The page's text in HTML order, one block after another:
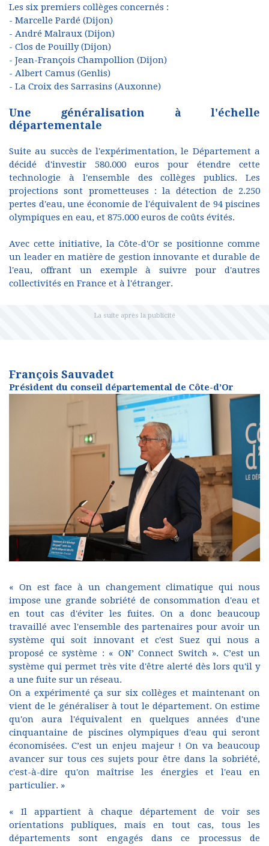
Les six premiers collèges concernés :
- Marcelle Pardé (Dijon)
- André Malraux (Dijon)
- Clos de Pouilly (Dijon)
- Jean-François Champollion (Dijon)
- Albert Camus (Genlis)
- La Croix des Sarrasins (Auxonne)
Une généralisation à l'échelle
départementale
Suite au succès de l'expérimentation, le Département a
décidé d'investir 580.000 euros pour étendre cette
technologie à l'ensemble des collèges publics. Les
projections sont prometteuses : la détection de 2.250
pertes d'eau, une économie de l'équivalent de 94 piscines
olympiques en eau, et 875.000 euros de coûts évités.
Avec cette initiative, la Côte-d'Or se positionne comme
un leader en matière de gestion innovante et durable de
l'eau, offrant un exemple à suivre pour d'autres
collectivités en France et à l'étranger.
François Sauvadet
Président du conseil départemental de Côte-d’Or
« On est face à un changement climatique qui nous
impose une grande sobriété de consommation d'eau et
en tout cas d'éviter les fuites. On a donc beaucoup
travaillé avec l'ensemble des partenaires pour avoir un
système qui soit innovant et c'est Suez qui nous a
proposé ce système : « ON’ Connect Switch ». C’est un
système qui permet très vite d'être alerté dès lors qu'il y
a une fuite sur un réseau.
On a expérimenté ça sur six collèges et maintenant on
vient de le généraliser à tout le département. On estime
qu'on aura l'équivalent en quelques années d'une
cinquantaine de piscines olympiques d'eau qui seront
économisées. C’est un enjeu majeur ! On va beaucoup
avancer sur tous ces sujets pour être dans la sobriété,
c'est-à-dire qu'on maîtrise les énergies et l'eau en
particulier. »
« Il appartient à chaque département de voir ses
orientations publiques, mais en tout cas, tous les
départements sont engagés dans ce processus de